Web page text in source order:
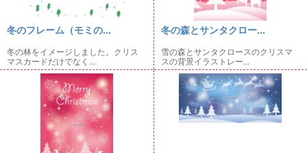
冬のフレーム（モミの...
冬の林をイメージしました。クリス
マスカードだけでなく...
冬の森とサンタクロー...
雪の森とサンタクロースのクリスマ
スの背景イラストレー...